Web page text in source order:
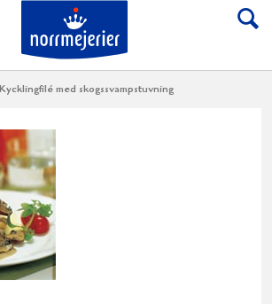
Till Norrmejerier
Kycklingfilé med skogssvampstuvning